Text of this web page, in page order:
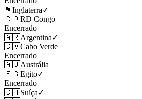
🏴󠁧󠁢󠁥󠁮󠁧󠁿 Inglaterra✓
🇨🇩RD Congo
Encerrado
🇦🇷Argentina✓
🇨🇻Cabo Verde
Encerrado
🇦🇺Austrália
🇪🇬Egito✓
Encerrado
🇨🇭Suíça✓